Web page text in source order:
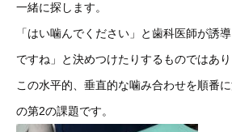
一緒に探します。
「はい噛んでください」と歯科医師が誘
ですね」と決めつけたりするものではあり
この水平的、垂直的な噛み合わせを順番
の第2の課題です。